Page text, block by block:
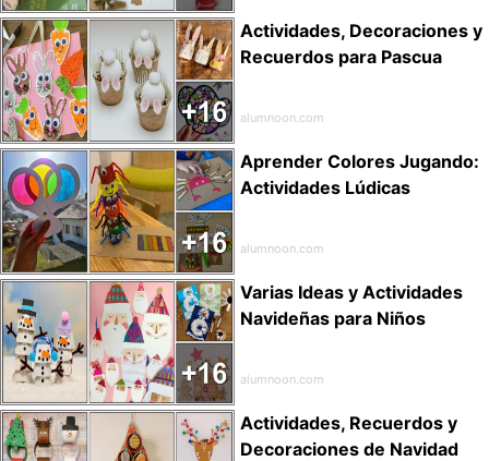
Actividades, Decoraciones y
Recuerdos para Pascua
alumnoon.com
Aprender Colores Jugando:
Actividades Lúdicas
alumnoon.com
Varias Ideas y Actividades
Navideñas para Niños
alumnoon.com
Actividades, Recuerdos y
Decoraciones de Navidad